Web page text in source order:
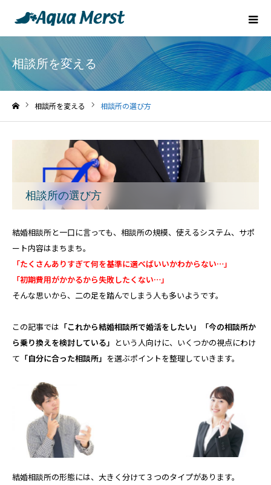
相談所を変える
相談所を変える 相談所の選び方
相談所の選び方
結婚相談所と一口に言っても、相談所の規模、使えるシステム、サポ
ート内容はまちまち。
「たくさんありすぎて何を基準に選べばいいかわからない…」
「初期費用がかかるから失敗したくない…」
そんな思いから、二の足を踏んでしまう人も多いようです。
この記事では 「これから結婚相談所で婚活をしたい」「今の相談所か
ら乗り換えを検討している」 という人向けに、いくつかの視点にわけ
て 「自分に合った相談所」 を選ぶポイントを整理していきます。
結婚相談所の形態には、大きく分けて３つのタイプがあります。